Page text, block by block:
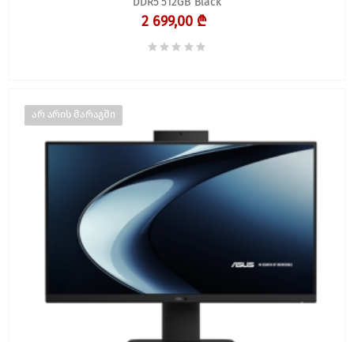
DDR5 512GB Black
2 699,00 ₾
არ არის მარაგში